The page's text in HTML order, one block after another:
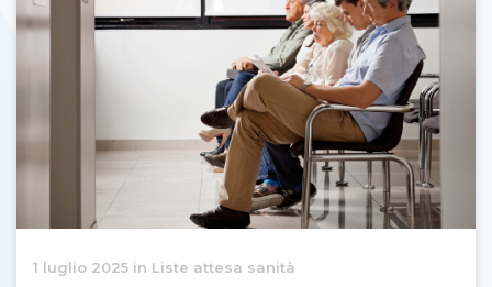
1 luglio 2025 in Liste attesa sanità